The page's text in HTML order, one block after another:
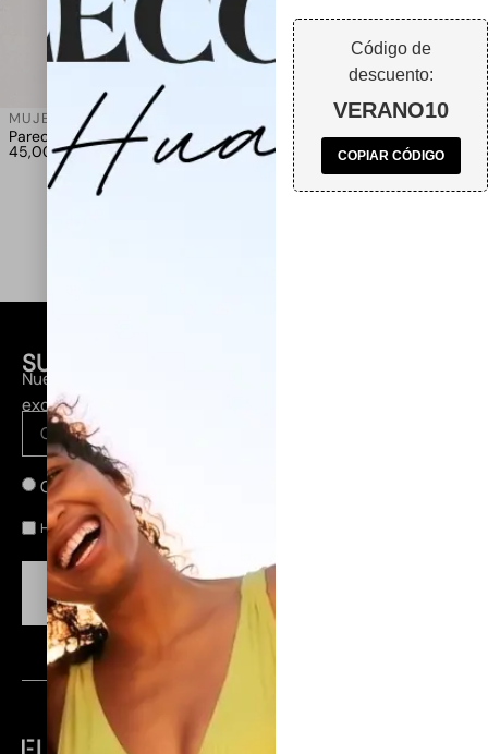
MUJER HUAHINE
Pareo Cebra
45,00€
SUSCRÍBETE A NUESTRA NEWSLETTER
Nuevas colecciones, lanzamientos y descuentos
exclusivos en tu email.
Canarias
He leído y acepto lapolítica de privacidad
CONSEGUIR MI DESCUENTO
Código de
descuento:
VERANO10
COPIAR CÓDIGO